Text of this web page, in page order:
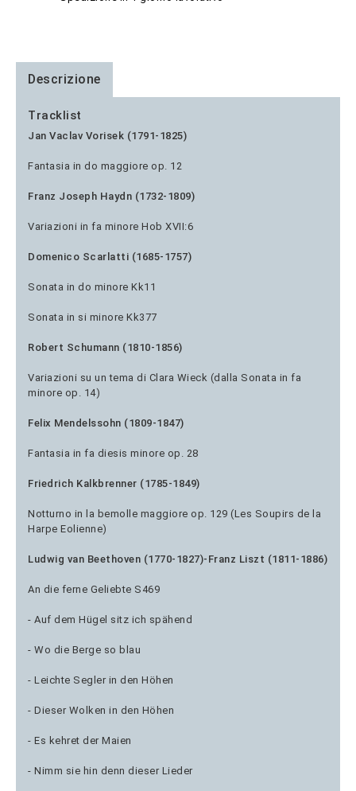
Descrizione
Tracklist
Jan Vaclav Vorisek (1791-1825)
Fantasia in do maggiore op. 12
Franz Joseph Haydn (1732-1809)
Variazioni in fa minore Hob XVII:6
Domenico Scarlatti (1685-1757)
Sonata in do minore Kk11
Sonata in si minore Kk377
Robert Schumann (1810-1856)
Variazioni su un tema di Clara Wieck (dalla Sonata in fa
minore op. 14)
Felix Mendelssohn (1809-1847)
Fantasia in fa diesis minore op. 28
Friedrich Kalkbrenner (1785-1849)
Notturno in la bemolle maggiore op. 129 (Les Soupirs de la
Harpe Eolienne)
Ludwig van Beethoven (1770-1827)-Franz Liszt (1811-1886)
An die ferne Geliebte S469
- Auf dem Hügel sitz ich spähend
- Wo die Berge so blau
- Leichte Segler in den Höhen
- Dieser Wolken in den Höhen
- Es kehret der Maien
- Nimm sie hin denn dieser Lieder